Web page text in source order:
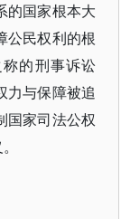
的国家根本大
公民权利的根
的刑事诉讼
力与保障被追
国家司法公权